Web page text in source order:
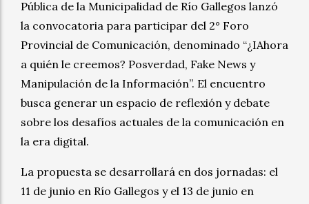
Pública de la Municipalidad de Río Gallegos lanzó
la convocatoria para participar del 2° Foro
Provincial de Comunicación, denominado “¿IAhora
a quién le creemos? Posverdad, Fake News y
Manipulación de la Información”. El encuentro
busca generar un espacio de reflexión y debate
sobre los desafíos actuales de la comunicación en
la era digital.
La propuesta se desarrollará en dos jornadas: el
11 de junio en Río Gallegos y el 13 de junio en